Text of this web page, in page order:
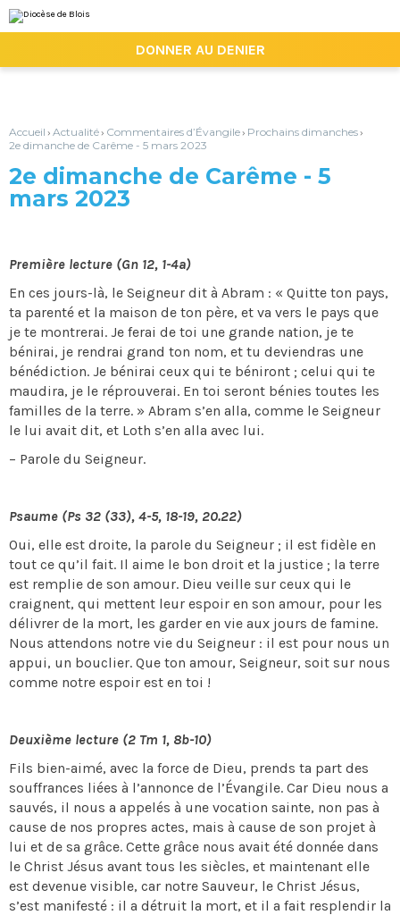
au
contenu.
la
personnels
DONNER AU DENIER
Accueil › Actualité› Commentaires d’Évangile› Prochains dimanches›
2e dimanche de Carême - 5 mars 2023
2e dimanche de Carême - 5
mars 2023
Première lecture (Gn 12, 1-4a)
En ces jours-là, le Seigneur dit à Abram : « Quitte ton pays,
ta parenté et la maison de ton père, et va vers le pays que
je te montrerai. Je ferai de toi une grande nation, je te
bénirai, je rendrai grand ton nom, et tu deviendras une
bénédiction. Je bénirai ceux qui te béniront ; celui qui te
maudira, je le réprouverai. En toi seront bénies toutes les
familles de la terre. » Abram s’en alla, comme le Seigneur
le lui avait dit, et Loth s’en alla avec lui.
– Parole du Seigneur.
Psaume (Ps 32 (33), 4-5, 18-19, 20.22)
Oui, elle est droite, la parole du Seigneur ; il est fidèle en
tout ce qu’il fait. Il aime le bon droit et la justice ; la terre
est remplie de son amour. Dieu veille sur ceux qui le
craignent, qui mettent leur espoir en son amour, pour les
délivrer de la mort, les garder en vie aux jours de famine.
Nous attendons notre vie du Seigneur : il est pour nous un
appui, un bouclier. Que ton amour, Seigneur, soit sur nous
comme notre espoir est en toi !
Deuxième lecture (2 Tm 1, 8b-10)
Fils bien-aimé, avec la force de Dieu, prends ta part des
souffrances liées à l’annonce de l’Évangile. Car Dieu nous a
sauvés, il nous a appelés à une vocation sainte, non pas à
cause de nos propres actes, mais à cause de son projet à
lui et de sa grâce. Cette grâce nous avait été donnée dans
le Christ Jésus avant tous les siècles, et maintenant elle
est devenue visible, car notre Sauveur, le Christ Jésus,
s’est manifesté : il a détruit la mort, et il a fait resplendir la